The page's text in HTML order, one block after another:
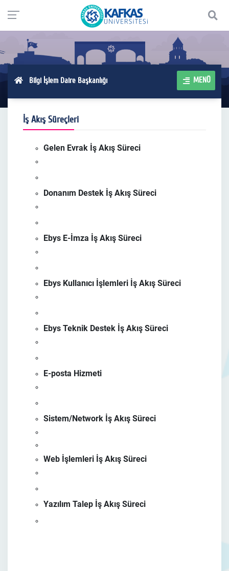
Bilgi İşlem Daire Başkanlığı MENÜ
İş Akış Süreçleri
Gelen Evrak İş Akış Süreci
Donanım Destek İş Akış Süreci
Ebys E-İmza İş Akış Süreci
Ebys Kullanıcı İşlemleri İş Akış Süreci
Ebys Teknik Destek İş Akış Süreci
E-posta Hizmeti
Sistem/Network İş Akış Süreci
Web İşlemleri İş Akış Süreci
Yazılım Talep İş Akış Süreci